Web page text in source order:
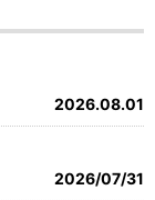
2026.08.01
2026/07/31